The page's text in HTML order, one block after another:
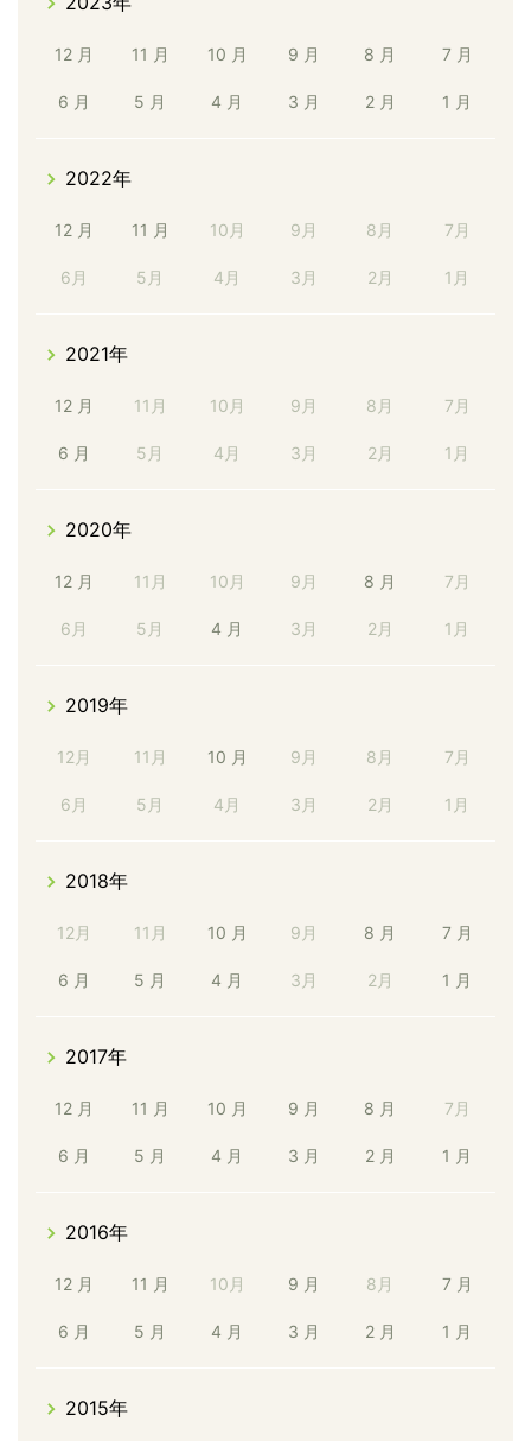
12 月 11 月 10 月 9 月 8 月 7 月
6 月 5 月 4 月 3 月 2 月 1 月
2022年
12 月 11 月 10月 9月 8月 7月
6月 5月 4月 3月 2月 1月
2021年
12 月 11月 10月 9月 8月 7月
6 月 5月 4月 3月 2月 1月
2020年
12 月 11月 10月 9月 8 月 7月
6月 5月 4 月 3月 2月 1月
2019年
12月 11月 10 月 9月 8月 7月
6月 5月 4月 3月 2月 1月
2018年
12月 11月 10 月 9月 8 月 7 月
6 月 5 月 4 月 3月 2月 1 月
2017年
12 月 11 月 10 月 9 月 8 月 7月
6 月 5 月 4 月 3 月 2 月 1 月
2016年
12 月 11 月 10月 9 月 8月 7 月
6 月 5 月 4 月 3 月 2 月 1 月
2015年